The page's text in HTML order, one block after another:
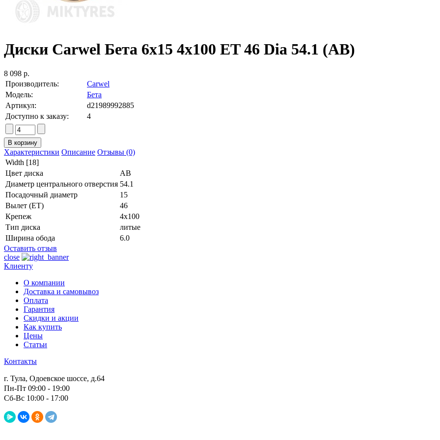
Диски Carwel Бета 6x15 4x100 ET 46 Dia 54.1 (AB)
8 098 р.
Производитель:
Carwel
Модель:
Бета
Артикул:
d21989992885
Доступно к заказу:
4
Характеристики Описание Отзывы (0)
Width [18]
Цвет диска
AB
Диаметр центрального отверстия 54.1
Посадочный диаметр
15
Вылет (ET)
46
Крепеж
4x100
Тип диска
литые
Ширина обода
6.0
Оставить отзыв
close
Клиенту
О компании
Доставка и самовывоз
Оплата
Гарантия
Скидки и акции
Как купить
Цены
Статьи
Контакты
г. Тула, Одоевское шоссе, д.64
Пн-Пт 09:00 - 19:00
Сб-Вс 10:00 - 17:00